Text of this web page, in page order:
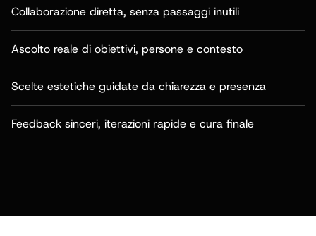
Collaborazione diretta, senza passaggi inutili
Ascolto reale di obiettivi, persone e contesto
Scelte estetiche guidate da chiarezza e presenza
Feedback sinceri, iterazioni rapide e cura finale